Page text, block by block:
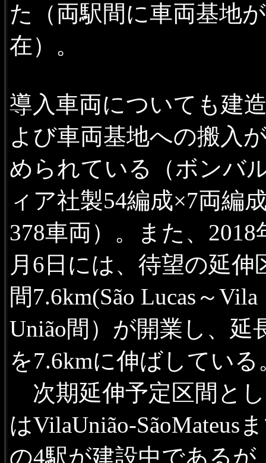
た（両駅間に車両基地
在）。
導入車両についても建
よび車両基地への搬入
められている（ボンバ
ィア社製54編成×7両編
378車両）。また、2018
月6日には、待望の延伸
間7.6km(São Lucas～Vila
União間）が開業し、延
を7.6kmに伸ばしている
次期延伸予定区間と
はVilaUnião-SãoMateus
の4駅が建設中であるが